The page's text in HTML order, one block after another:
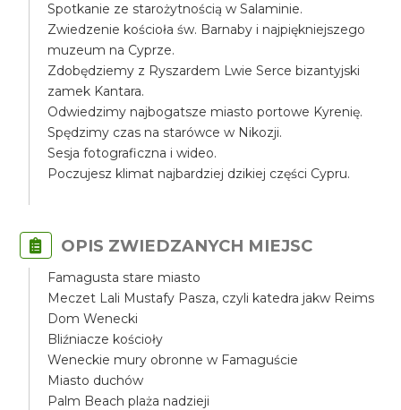
Spotkanie ze starożytnością w Salaminie.
Zwiedzenie kościoła św. Barnaby i najpiękniejszego
muzeum na Cyprze.
Zdobędziemy z Ryszardem Lwie Serce bizantyjski
zamek Kantara.
Odwiedzimy najbogatsze miasto portowe Kyrenię.
Spędzimy czas na starówce w Nikozji.
Sesja fotograficzna i wideo.
Poczujesz klimat najbardziej dzikiej części Cypru.
OPIS ZWIEDZANYCH MIEJSC
Famagusta stare miasto
Meczet Lali Mustafy Pasza, czyli katedra jakw Reims
Dom Wenecki
Bliźniacze kościoły
Weneckie mury obronne w Famaguście
Miasto duchów
Palm Beach plaża nadzieji